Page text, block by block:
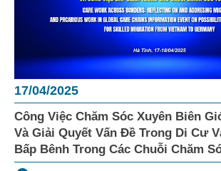
17/04/2025
Công Việc Chăm Sóc Xuyên Biên
Và Giải Quyết Vấn Đề Trong Di Cư
Bấp Bênh Trong Các Chuỗi Chăm